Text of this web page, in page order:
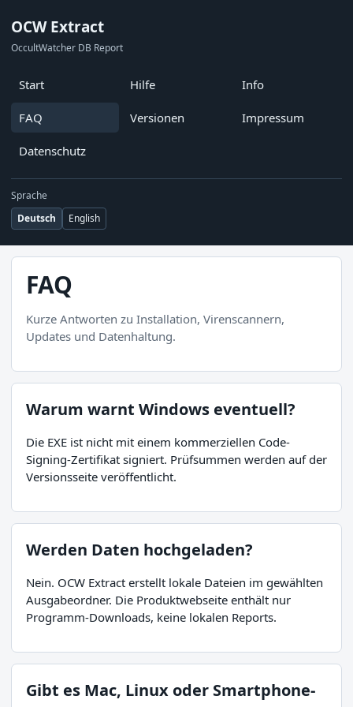
OCW Extract
OccultWatcher DB Report
Start Hilfe Info
FAQ Versionen Impressum
Datenschutz
Sprache
Deutsch
English
FAQ
Kurze Antworten zu Installation, Virenscannern,
Updates und Datenhaltung.
Warum warnt Windows eventuell?
Die EXE ist nicht mit einem kommerziellen Code-
Signing-Zertifikat signiert. Prüfsummen werden auf der
Versionsseite veröffentlicht.
Werden Daten hochgeladen?
Nein. OCW Extract erstellt lokale Dateien im gewählten
Ausgabeordner. Die Produktwebseite enthält nur
Programm-Downloads, keine lokalen Reports.
Gibt es Mac, Linux oder Smartphone-